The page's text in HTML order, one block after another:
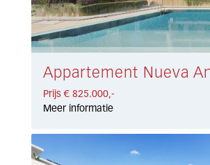
Prijs € 825.000,-
Meer informatie